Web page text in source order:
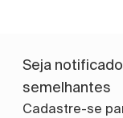
Seja
semelhantes
Cadastre-se